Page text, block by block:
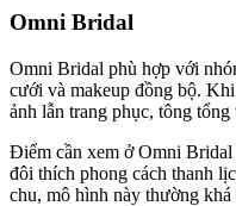
Omni Bridal
Omni Bridal phù hợp với
cưới và makeup đồng bộ.
ảnh lẫn trang phục, tông
Điểm cần xem ở Omni
đôi thích phong cách thanh
chu, mô hình này thường khá